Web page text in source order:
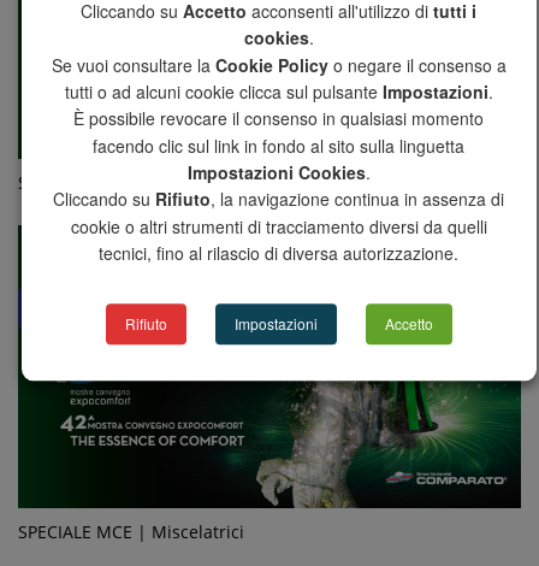
SPECIALE MCE 2022
SPECIALE MCE | Miscelatrici
Cliccando su Accetto acconsenti all'utilizzo di tutti i
cookies.
Se vuoi consultare la Cookie Policyo negare il consenso a
tutti o ad alcuni cookie clicca sul pulsante Impostazioni.
È possibile revocare il consenso in qualsiasi momento
facendo clic sul link in fondo al sito sulla linguetta
Impostazioni Cookies.
Cliccando su Rifiuto, la navigazione continua in assenza di
cookie o altri strumenti di tracciamento diversi da quelli
tecnici, fino al rilascio di diversa autorizzazione.
Rifiuto Impostazioni Accetto